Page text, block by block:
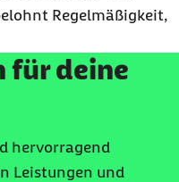
Regelmäßigkeit,
für deine
hervorragend
Leistungen und